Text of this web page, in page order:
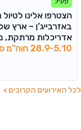
באזרבייג’ן – ארץ
אדריכלות מרתקת,
28.9-5.10 חוה"מ סוכות | 7 לילות | אזרבייג'ן
לכל האירועים הקרובים >